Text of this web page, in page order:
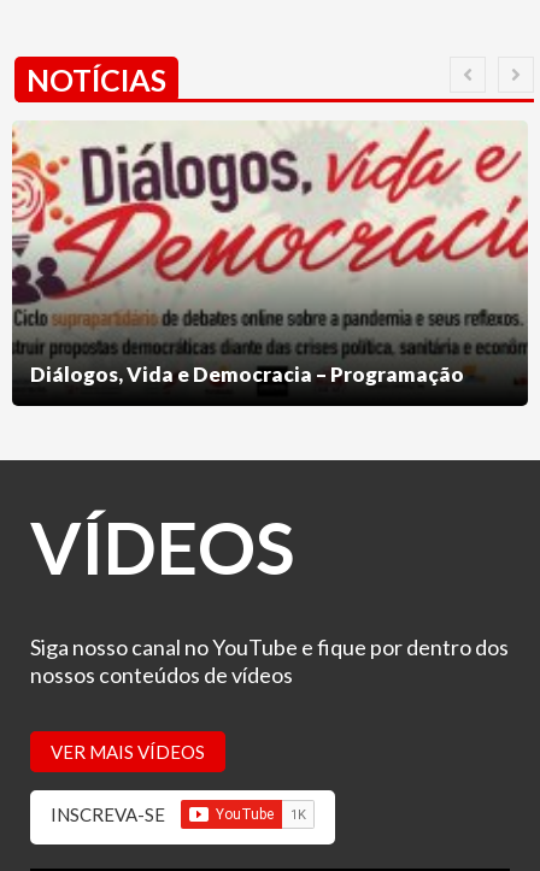
NOTÍCIAS
Diálogos, Vida e Democracia – Programação
VÍDEOS
Siga nosso canal no YouTube e fique por dentro dos
nossos conteúdos de vídeos
VER MAIS VÍDEOS
INSCREVA-SE